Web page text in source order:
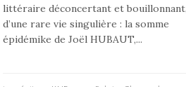
littéraire déconcertant et bouillonnant,
d’une rare vie singulière : la somme
épidémike de Joël HUBAUT,...